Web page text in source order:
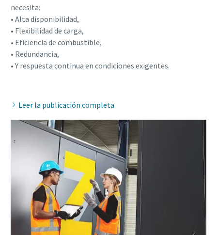
necesita:
• Alta disponibilidad,
• Flexibilidad de carga,
• Eficiencia de combustible,
• Redundancia,
• Y respuesta continua en condiciones exigentes.
Leer la publicación completa